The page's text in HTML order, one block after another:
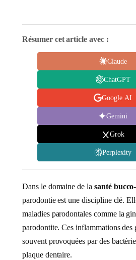
Résumer cet article avec :
Claude
ChatGPT
Google AI
Gemini
Grok
Perplexity
Dans le domaine de la santé
parodontie est une discipline clé.
maladies parodontales comme la
parodontite. Ces inflammations des
souvent provoquées par des
plaque dentaire.